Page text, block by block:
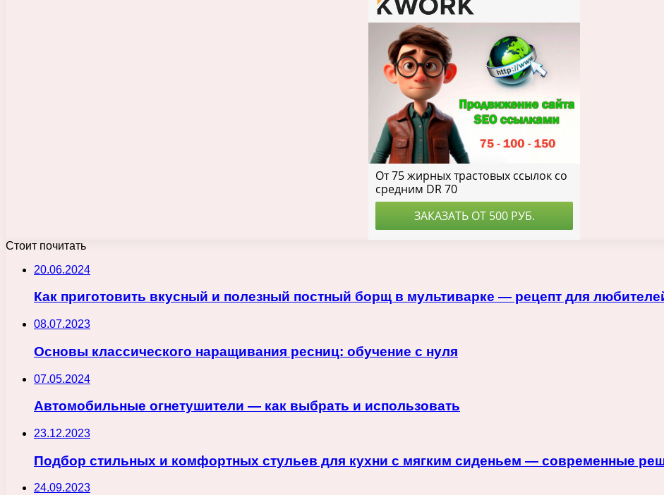
Стоит почитать
20.06.2024
Как приготовить вкусный и полезный постный борщ в мультиварке — рецепт для
08.07.2023
Основы классического наращивания ресниц: обучение с нуля
07.05.2024
Автомобильные огнетушители — как выбрать и использовать
23.12.2023
Подбор стильных и комфортных стульев для кухни с мягким сиденьем — современные
24.09.2023